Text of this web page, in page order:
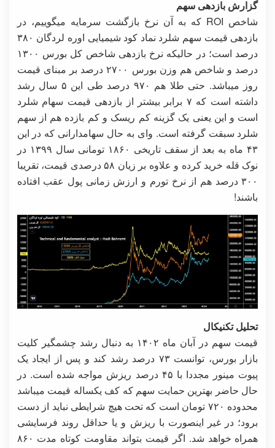
گزارش بازدهی سهم
شاخص ROI که به آن نرخ بازگشت سرمایه میگوییم، در
بازدهی قیمت سهم شلرد نماد کود شیمیایی اوره لردگان ۳۸۰
درصد است؛ در حالیکه نرخ بازدهی شاخص کل بورس ۱۳۰۰
درصد و شاخص هم وزن بورس ۲۷۰۰ درصد بر مبنای قیمت
روز میباشد. حتی طلا هم ۹۷۰ درصد طی این ۵ سال رشد
داشته است که ۷ برابر بیشتر از بازدهی قیمت سهام شلرد
است و این یعنی یک گزینه کم ریسک و کم بازده هم از سهم
شلرد سبقت گرفته است. وای به حال سهامدارانی که در این
۴۳ ماه به بعد از سقف تاریخی ۱۸۶۰ تومانی سال ۱۳۹۹ در
نوک قله خرید کرده و علاوه بر زیان ۵۸ درصدی قیمت، تقریبا
۳۰۰ درصد هم از نرخ تورم و ارزش زمانی پول عقب افتاده
باشند!
تحلیل تکنیکال
قیمت سهم در آبان ماه ۱۴۰۲ به دنبال رشد چشمگیر کلیت
بازار بورس، توانست ۷۳ درصد رشد کند و پس از ایجاد یک
پیوت مینور مجددا با ۴۵ درصد ریزش مواجه شده است. در
حال حاضر بهترین حمایت سهم که کف یکساله قیمت میباشد
محدوده ۷۲۰ تومان است که تحت هیچ شرایطی نباید از دست
برود؛ در غیر اینصورت با ریزش و یا حداقل روند فرسایشی
همراه خواهد شد. اگر قیمت بتواند مقاومت کوتاه مدت ۸۶۰